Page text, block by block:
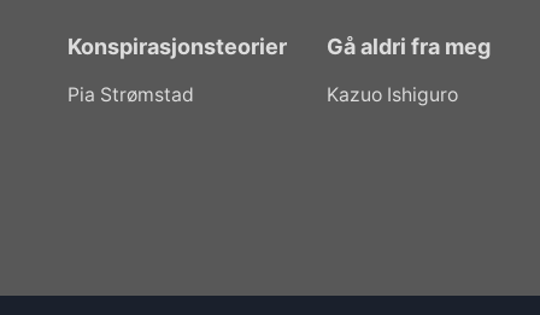
Konspirasjonsteorier
Pia Strømstad
Gå aldri fra meg
Kazuo Ishiguro